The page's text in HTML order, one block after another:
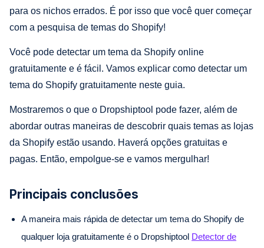
para os nichos errados. É por isso que você quer começar
com a pesquisa de temas do Shopify!
Você pode detectar um tema da Shopify online
gratuitamente e é fácil. Vamos explicar como detectar um
tema do Shopify gratuitamente neste guia.
Mostraremos o que o Dropshiptool pode fazer, além de
abordar outras maneiras de descobrir quais temas as lojas
da Shopify estão usando. Haverá opções gratuitas e
pagas. Então, empolgue-se e vamos mergulhar!
Principais conclusões
A maneira mais rápida de detectar um tema do Shopify de
qualquer loja gratuitamente é o Dropshiptool Detector de